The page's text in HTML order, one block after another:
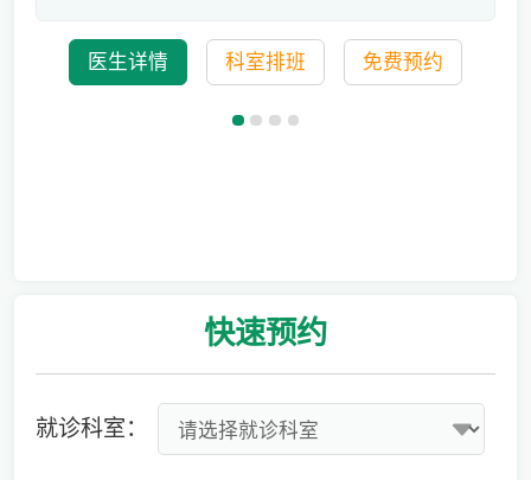
爱有光，愈未来！深圳远东龙岗妇产医院儿童康复专科正式启航！
医生详情 科室排班 免费预约
快速预约
就诊科室：